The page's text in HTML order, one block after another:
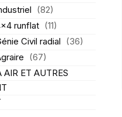
(82)
runflat (11)
Civil radial (36)
(67)
AIR ET AUTRES